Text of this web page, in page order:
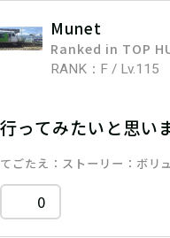
Munet
Ranked in TOP
RANK：F / Lv.115
行ってみたいと思い
てごたえ ストーリー ボリ
0